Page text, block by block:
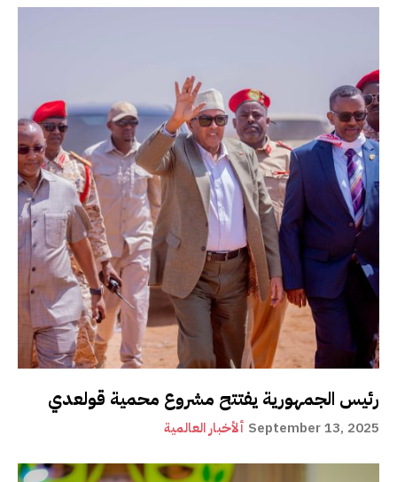
رئيس الجمهورية يفتتح مشروع محمية قولعدي
ألأخبار العالمية September 13, 2025